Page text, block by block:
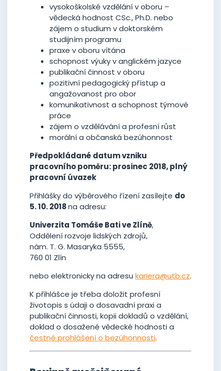
vysokoškolské vzdělání v oboru –
vědecká hodnost CSc., Ph.D. nebo
zájem o studium v doktorském
studijním programu
praxe v oboru vítána
schopnost výuky v anglickém jazyce
publikační činnost v oboru
pozitivní pedagogický přístup a
angažovanost pro obor
komunikativnost a schopnost týmové
práce
zájem o vzdělávání a profesní růst
morální a občanská bezúhonnost
Předpokládané datum vzniku
pracovního poměru: prosinec 2018, plný
pracovní úvazek
Přihlášky do výběrového řízení zasílejte do
5. 10. 2018na adresu:
Univerzita Tomáše Bati ve Zlíně,
Oddělení rozvoje lidských zdrojů,
nám. T. G. Masaryka 5555,
760 01 Zlín
nebo elektronicky na adresu kariera@utb.cz.
K přihlášce je třeba doložit profesní
životopis s údaji o dosavadní praxi a
publikační činnosti, kopii dokladů o vzdělání,
doklad o dosažené vědecké hodnosti a
čestné prohlášení o bezúhonnosti.